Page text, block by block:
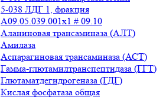
5-038 ЛДГ 1, фракция
A09.05.039.001x1 # 09.10
Аланиновая трансаминаза (АЛТ)
Амилаза
Аспарагиновая трансаминаза (АСТ)
Гамма-глютамилтранспептидаза (ГГТ)
Глютаматдегидрогеназа (ГДГ)
Кислая фосфатаза общая